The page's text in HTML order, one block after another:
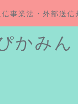
事業法・外部送信
かみん